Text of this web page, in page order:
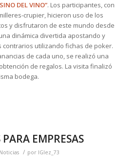
DEL VINO”. Los participantes, con
crupier, hicieron uso de los
y disfrutaron de este mundo desde
dinámica divertida apostando y
contrarios utilizando fichas de poker.
de cada uno, se realizó una
de regalos. La visita finalizó
bodega.
EMPRESAS
Noticias / por IGlez_73